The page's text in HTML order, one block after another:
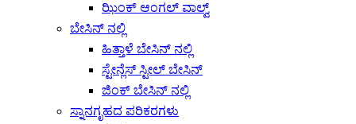
ಝಿಂಕ್ ಆಂಗಲ್ ವಾಲ್ವ್
ಬೇಸಿನ್ ನಲ್ಲಿ
ಹಿತ್ತಾಳೆ ಬೇಸಿನ್ ನಲ್ಲಿ
ಸ್ಟೇನ್ಲೆಸ್ ಸ್ಟೀಲ್ ಬೇಸಿನ್
ಜಿಂಕ್ ಬೇಸಿನ್ ನಲ್ಲಿ
ಸ್ನಾನಗೃಹದ ಪರಿಕರಗಳು